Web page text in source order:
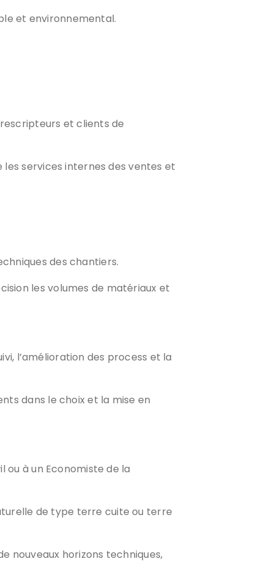
et environnemental.
et clients de
services internes des ventes et
des chantiers.
les volumes de matériaux et
l’amélioration des process et la
dans le choix et la mise en
ou à un Economiste de la
de type terre cuite ou terre
nouveaux horizons techniques,